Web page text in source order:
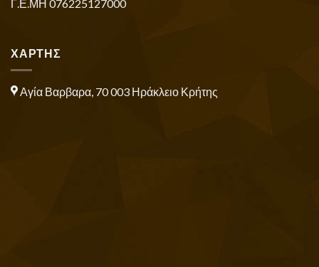
Γ.Ε.ΜΗ 076225127000
ΧΑΡΤΗΣ
Αγία Βαρβαρα, 70 003 Ηράκλειο Κρήτης